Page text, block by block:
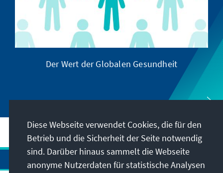
Der Wert der Globalen Gesundheit
Diese Webseite verwendet Cookies, die für den
Betrieb und die Sicherheit der Seite notwendig
sind. Darüber hinaus sammelt die Webseite
anonyme Nutzerdaten für statistische Analysen